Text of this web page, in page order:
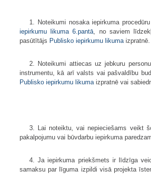
1. Noteikumi nosaka iepirkuma
iepirkumu likuma 6.pantā , no saviem
pasūtītājs Publisko iepirkumu likuma izpratnē.
2. Noteikumi attiecas uz jebkuru
instrumentu, kā arī valsts vai pašvaldību
Publisko iepirkumu likuma izpratnē vai
3. Lai noteiktu, vai nepieciešams veikt
pakalpojumu vai būvdarbu iepirkuma
4. Ja iepirkuma priekšmets ir līdzīga
samaksu par līguma izpildi visā projekta